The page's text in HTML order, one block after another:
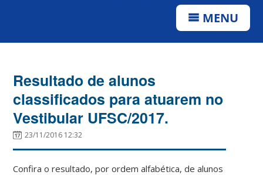
MENU
Resultado de alunos
classificados para atuarem no
Vestibular UFSC/2017.
23/11/2016 12:32
Confira o resultado, por ordem alfabética, de alunos